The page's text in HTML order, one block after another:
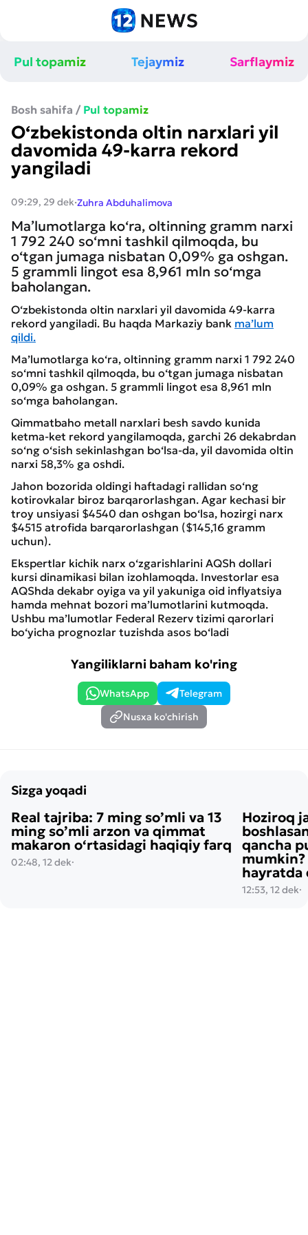
Pul topamiz Tejaymiz Sarflaymiz
Bosh sahifa / Pul topamiz
O‘zbekistonda oltin narxlari yil
davomida 49-karra rekord
yangiladi
09:29, 29 dek·Zuhra Abduhalimova
Ma’lumotlarga ko‘ra, oltinning gramm narxi
1 792 240 so‘mni tashkil qilmoqda, bu
o‘tgan jumaga nisbatan 0,09% ga oshgan.
5 grammli lingot esa 8,961 mln so‘mga
baholangan.
O‘zbekistonda oltin narxlari yil davomida 49-karra
rekord yangiladi. Bu haqda Markaziy bank ma’lum
qildi.
Ma’lumotlarga ko‘ra, oltinning gramm narxi 1 792 240
so‘mni tashkil qilmoqda, bu o‘tgan jumaga nisbatan
0,09% ga oshgan. 5 grammli lingot esa 8,961 mln
so‘mga baholangan.
Qimmatbaho metall narxlari besh savdo kunida
ketma-ket rekord yangilamoqda, garchi 26 dekabrdan
so‘ng o‘sish sekinlashgan bo‘lsa-da, yil davomida oltin
narxi 58,3% ga oshdi.
Jahon bozorida oldingi haftadagi rallidan so‘ng
kotirovkalar biroz barqarorlashgan. Agar kechasi bir
troy unsiyasi $4540 dan oshgan bo‘lsa, hozirgi narx
$4515 atrofida barqarorlashgan ($145,16 gramm
uchun).
Ekspertlar kichik narx o‘zgarishlarini AQSh dollari
kursi dinamikasi bilan izohlamoqda. Investorlar esa
AQShda dekabr oyiga va yil yakuniga oid inflyatsiya
hamda mehnat bozori ma’lumotlarini kutmoqda.
Ushbu ma’lumotlar Federal Rezerv tizimi qarorlari
bo‘yicha prognozlar tuzishda asos bo‘ladi
Yangiliklarni baham ko'ring
WhatsApp
Telegram
Nusxa ko'chirish
Sizga yoqadi
Real tajriba: 7 ming so’mli va 13
ming so’mli arzon va qimmat
makaron o‘rtasidagi haqiqiy farq
02:48, 12 dek·
Hoziroq
qancha
mumkin?
hayratda
12:53, 12 dek·